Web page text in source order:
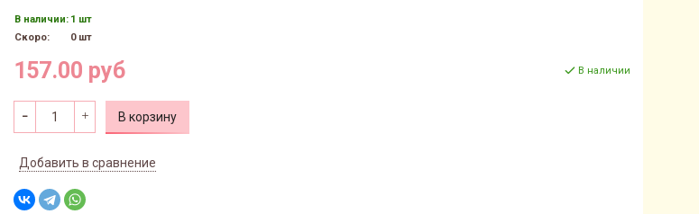
В наличии: 1 шт
Скоро:
0 шт
157.00 руб В наличии
В корзину
Добавить в сравнение